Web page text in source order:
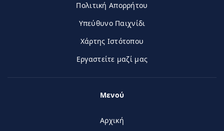
Πολιτική Απορρήτου
Υπεύθυνο Παιχνίδι
Χάρτης Ιστότοπου
Εργαστείτε μαζί μας
Μενού
Αρχική